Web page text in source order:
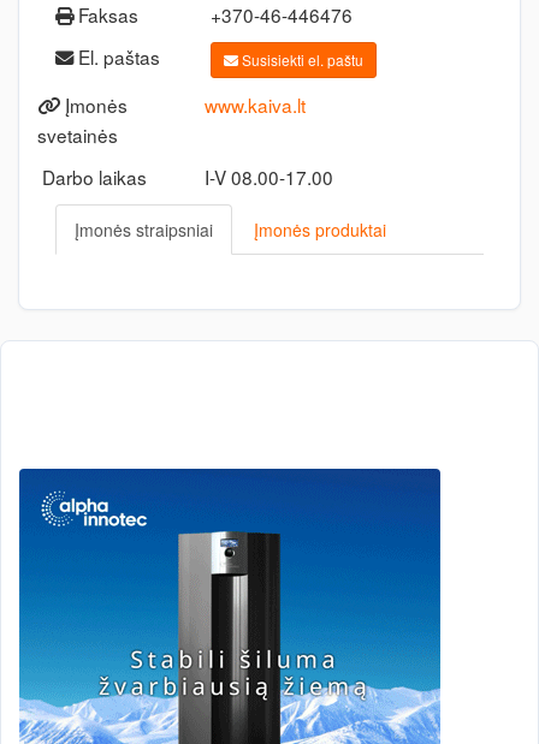
Faksas
+370-46-446476
El. paštas
Susisiekti el. paštu
Įmonės
svetainės
www.kaiva.lt
Darbo laikas I-V 08.00-17.00
Įmonės straipsniai Įmonės produktai